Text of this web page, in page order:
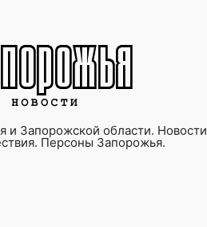
и Запорожской области. Новости
Персоны Запорожья.